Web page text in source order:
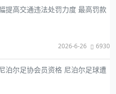
提高交通违法处罚力度 最高罚款
2026-6-26 6930
泊尔足协会员资格 尼泊尔足球遭